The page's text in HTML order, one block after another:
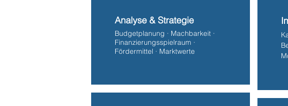
Analyse & Strategie
Budgetplanung · Machbarkeit ·
Finanzierungsspielraum ·
Fördermittel · Marktwerte